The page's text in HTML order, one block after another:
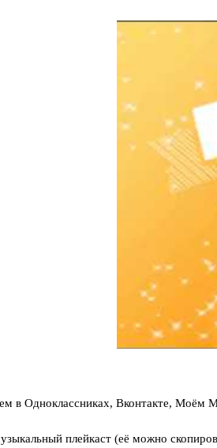
в Одноклассниках, Вконтакте, Моём
плейкаст (её можно